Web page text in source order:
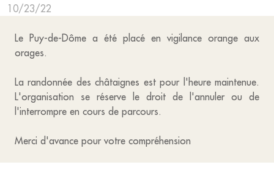
10/23/22
Le Puy-de-Dôme a été placé en vigilance orange aux
orages.
La randonnée des châtaignes est pour l'heure maintenue.
L'organisation se réserve le droit de l'annuler ou de
l'interrompre en cours de parcours.
Merci d'avance pour votre compréhension